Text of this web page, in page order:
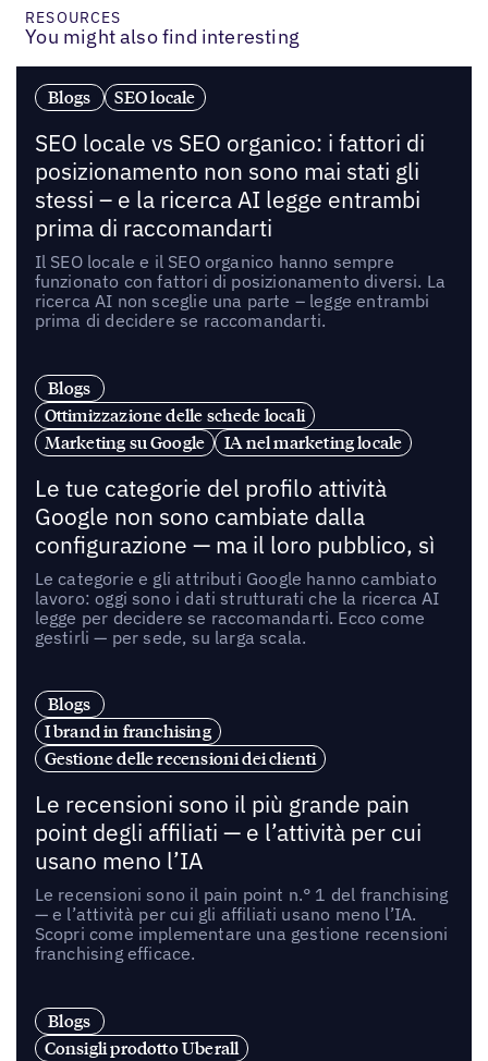
RESOURCES
You might also find interesting
Blogs SEO locale
SEO locale vs SEO organico: i fattori di
posizionamento non sono mai stati gli
stessi – e la ricerca AI legge entrambi
prima di raccomandarti
Il SEO locale e il SEO organico hanno sempre
funzionato con fattori di posizionamento diversi. La
ricerca AI non sceglie una parte – legge entrambi
prima di decidere se raccomandarti.
Blogs
Ottimizzazione delle schede locali
Marketing su Google
IA nel marketing locale
Le tue categorie del profilo attività
Google non sono cambiate dalla
configurazione — ma il loro pubblico, sì
Le categorie e gli attributi Google hanno cambiato
lavoro: oggi sono i dati strutturati che la ricerca AI
legge per decidere se raccomandarti. Ecco come
gestirli — per sede, su larga scala.
Blogs
I brand in franchising
Gestione delle recensioni dei clienti
Le recensioni sono il più grande pain
point degli affiliati — e l’attività per cui
usano meno l’IA
Le recensioni sono il pain point n.° 1 del franchising
— e l’attività per cui gli affiliati usano meno l’IA.
Scopri come implementare una gestione recensioni
franchising efficace.
Blogs
Consigli prodotto Uberall